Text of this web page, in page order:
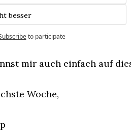
besser
to participate
mir auch einfach auf
Woche,